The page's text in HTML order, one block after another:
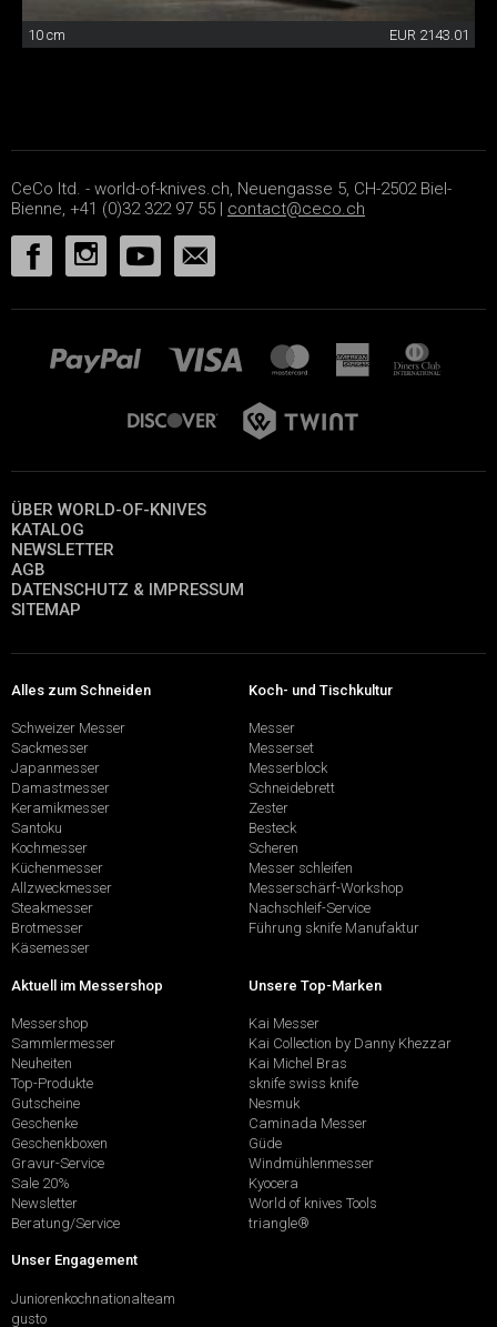
10 cm EUR 2143.01
CeCo ltd. - world-of-knives.ch, Neuengasse 5, CH-2502 Biel-
Bienne, +41 (0)32 322 97 55 | contact@ceco.ch
ÜBER WORLD-OF-KNIVES
KATALOG
NEWSLETTER
AGB
DATENSCHUTZ & IMPRESSUM
SITEMAP
Alles zum Schneiden
Schweizer Messer
Sackmesser
Japanmesser
Damastmesser
Keramikmesser
Santoku
Kochmesser
Küchenmesser
Allzweckmesser
Steakmesser
Brotmesser
Käsemesser
Koch- und Tischkultur
Messer
Messerset
Messerblock
Schneidebrett
Zester
Besteck
Scheren
Messer schleifen
Messerschärf-Workshop
Nachschleif-Service
Führung sknife Manufaktur
Aktuell im Messershop
Messershop
Sammlermesser
Neuheiten
Top-Produkte
Gutscheine
Geschenke
Geschenkboxen
Gravur-Service
Sale 20%
Newsletter
Beratung/Service
Unsere Top-Marken
Kai Messer
Kai Collection by Danny Khezzar
Kai Michel Bras
sknife swiss knife
Nesmuk
Caminada Messer
Güde
Windmühlenmesser
Kyocera
World of knives Tools
triangle®
Unser Engagement
Juniorenkochnationalteam
gusto